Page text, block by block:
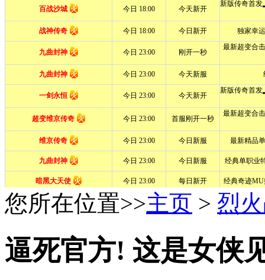
您所在位置>>主页 > 烈
逼死官方! 这是女侠